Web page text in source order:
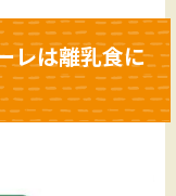
レは離乳食に